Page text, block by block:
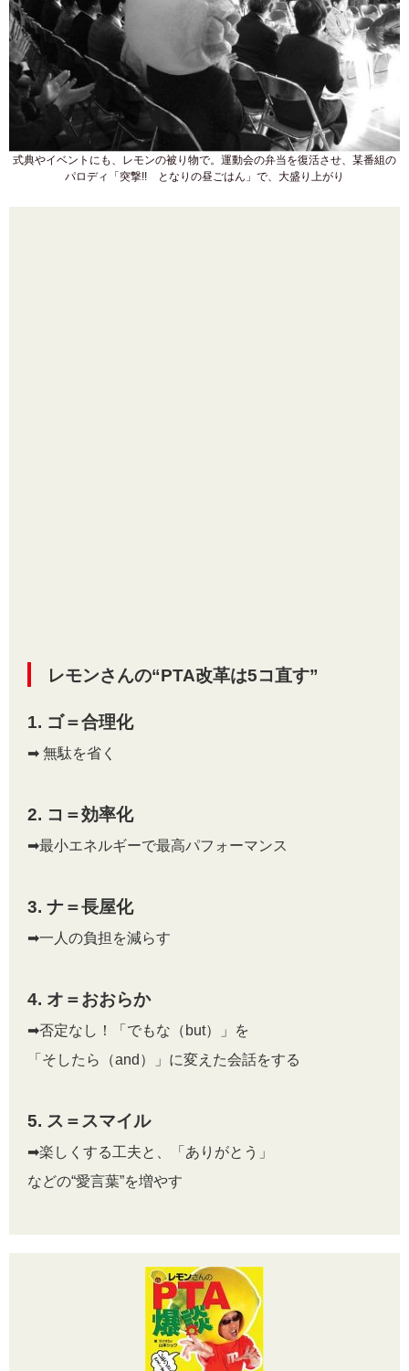
式典やイベントにも、レモンの被り物で。運動会の弁当を復活させ、某番組の
パロディ「突撃!! となりの昼ごはん」で、大盛り上がり
レモンさんの“PTA改革は5コ直す”
1. ゴ＝合理化
➡ 無駄を省く
2. コ＝効率化
➡最小エネルギーで最高パフォーマンス
3. ナ＝長屋化
➡一人の負担を減らす
4. オ＝おおらか
➡否定なし！「でもな（but）」を
「そしたら（and）」に変えた会話をする
5. ス＝スマイル
➡楽しくする工夫と、「ありがとう」
などの“愛言葉”を増やす